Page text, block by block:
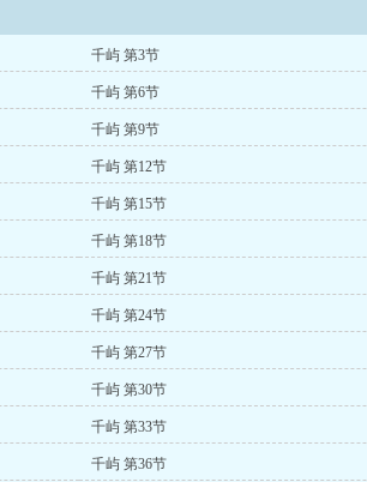
千屿 第3节
千屿 第6节
千屿 第9节
千屿 第12节
千屿 第15节
千屿 第18节
千屿 第21节
千屿 第24节
千屿 第27节
千屿 第30节
千屿 第33节
千屿 第36节